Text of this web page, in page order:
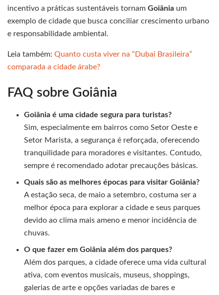
incentivo a práticas sustentáveis tornam Goiânia um
exemplo de cidade que busca conciliar crescimento urbano
e responsabilidade ambiental.
Leia também: Quanto custa viver na “Dubai Brasileira”
comparada a cidade árabe?
FAQ sobre Goiânia
Goiânia é uma cidade segura para turistas?
Sim, especialmente em bairros como Setor Oeste e
Setor Marista, a segurança é reforçada, oferecendo
tranquilidade para moradores e visitantes. Contudo,
sempre é recomendado adotar precauções básicas.
Quais são as melhores épocas para visitar Goiânia?
A estação seca, de maio a setembro, costuma ser a
melhor época para explorar a cidade e seus parques
devido ao clima mais ameno e menor incidência de
chuvas.
O que fazer em Goiânia além dos parques?
Além dos parques, a cidade oferece uma vida cultural
ativa, com eventos musicais, museus, shoppings,
galerias de arte e opções variadas de bares e